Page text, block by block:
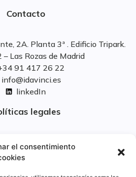
el consentimiento
Contacto
2A. Planta 3ª . Edificio Tripark.
– Las Rozas de Madrid
91 417 26 22
info@idavinci.es
linkedIn
legales
Aviso Legal
Privacidad